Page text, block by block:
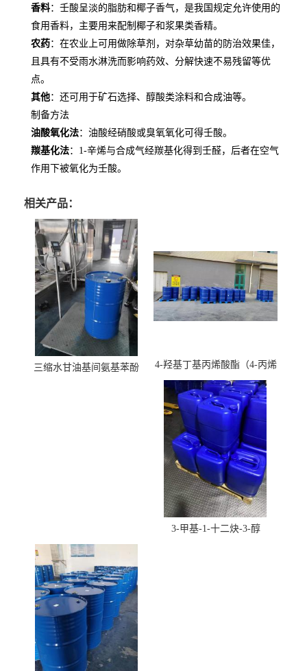
香料：壬酸呈淡的脂肪和椰子香气，是我国规定允许使用的
食用香料，主要用来配制椰子和浆果类香精。
农药：在农业上可用做除草剂，对杂草幼苗的防治效果佳，
且具有不受雨水淋洗而影响药效、分解快速不易残留等优
点。
其他：还可用于矿石选择、醇酸类涂料和合成油等。
制备方法
油酸氧化法：油酸经硝酸或臭氧氧化可得壬酸。
羰基化法：1-辛烯与合成气经羰基化得到壬醛，后者在空气
作用下被氧化为壬酸。
相关产品：
三缩水甘油基间氨基苯酚
4-羟基丁基丙烯酸酯（4-丙烯
酸羟丁酯）
3-甲基-1-十二炔-3-醇